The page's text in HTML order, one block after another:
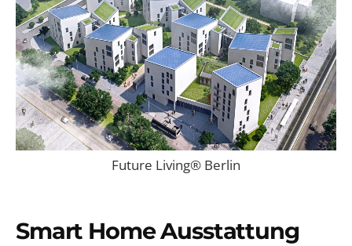
Future Living® Berlin
Smart Home Ausstattung